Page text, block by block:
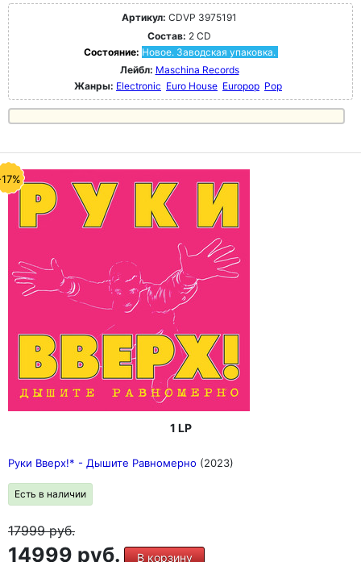
Артикул: CDVP 3975191
Состав: 2 CD
Состояние: Новое. Заводская упаковка.
Лейбл: Maschina Records
Жанры: Electronic Euro House Europop Pop
1 LP
Руки Вверх!* - Дышите Равномерно (2023)
Есть в наличии
17999руб.
14999 руб. В корзину